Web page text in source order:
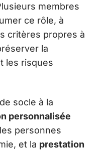
membres
ce rôle, à
critères propres à
la
les risques
socle à la
personnalisée
personnes
et la prestation